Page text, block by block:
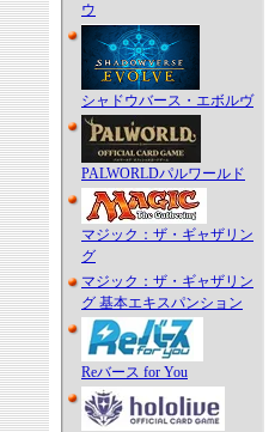
ウ
シャドウバース・エボルヴ
PALWORLDパルワールド
マジック：ザ・ギャザリン
グ
マジック：ザ・ギャザリン
グ 基本エキスパンション
Reバース for You